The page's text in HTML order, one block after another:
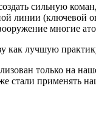
сильную
линии (ключевой
многие
как лучшую
только на
применять